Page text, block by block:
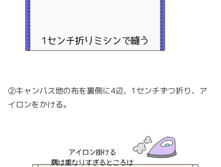
②キャンバス地の布を裏側に4辺、1センチずつ折り、ア
イロンをかける。